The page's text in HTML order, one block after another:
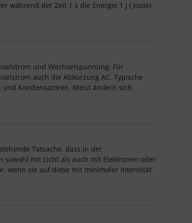
während der Zeit 1 s die Energie 1 J ( Joule)
und Wechselspannung. Für
auch die Abkürzung AC. Typische
und Kondensatoren. Meist ändern sich
Tatsache, dass in der
sowohl mit Licht als auch mit Elektronen oder
wenn sie auf diese mit minimaler Intensität